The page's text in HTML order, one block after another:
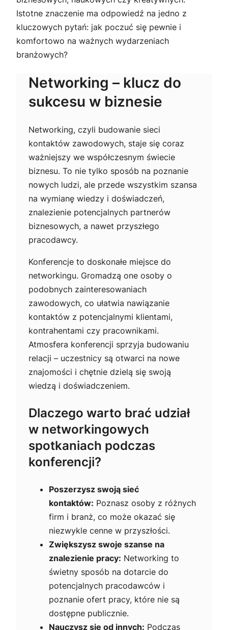
Istotne znaczenie ma odpowiedź na jedno z
kluczowych pytań: jak poczuć się pewnie i
komfortowo na ważnych wydarzeniach
branżowych?
Networking – klucz do
sukcesu w biznesie
Networking, czyli budowanie sieci
kontaktów zawodowych, staje się coraz
ważniejszy we współczesnym świecie
biznesu. To nie tylko sposób na poznanie
nowych ludzi, ale przede wszystkim szansa
na wymianę wiedzy i doświadczeń,
znalezienie potencjalnych partnerów
biznesowych, a nawet przyszłego
pracodawcy.
Konferencje to doskonałe miejsce do
networkingu. Gromadzą one osoby o
podobnych zainteresowaniach
zawodowych, co ułatwia nawiązanie
kontaktów z potencjalnymi klientami,
kontrahentami czy pracownikami.
Atmosfera konferencji sprzyja budowaniu
relacji – uczestnicy są otwarci na nowe
znajomości i chętnie dzielą się swoją
wiedzą i doświadczeniem.
Dlaczego warto brać udział
w networkingowych
spotkaniach podczas
konferencji?
Poszerzysz swoją sieć
kontaktów: Poznasz osoby z różnych
firm i branż, co może okazać się
niezwykle cenne w przyszłości.
Zwiększysz swoje szanse na
znalezienie pracy: Networking to
świetny sposób na dotarcie do
potencjalnych pracodawców i
poznanie ofert pracy, które nie są
dostępne publicznie.
Nauczysz się od innych: Podczas